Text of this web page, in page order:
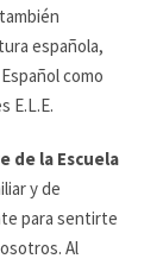
española,
como
E.L.E.
de la Escuela
y de
para sentirte
Al